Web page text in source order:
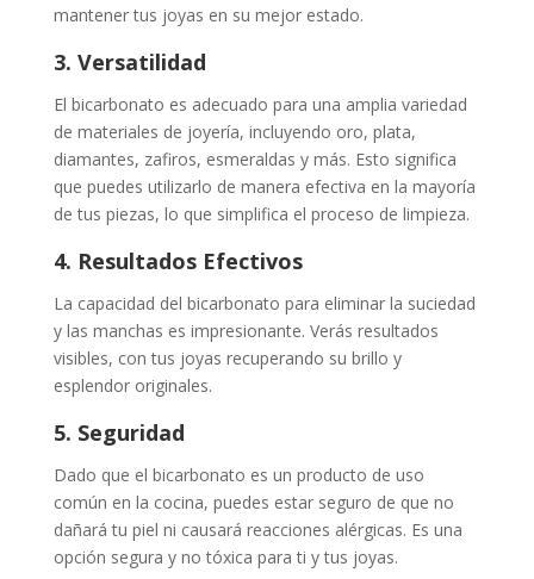
mantener tus joyas en su mejor estado.
3. Versatilidad
El bicarbonato es adecuado para una amplia variedad
de materiales de joyería, incluyendo oro, plata,
diamantes, zafiros, esmeraldas y más. Esto significa
que puedes utilizarlo de manera efectiva en la mayoría
de tus piezas, lo que simplifica el proceso de limpieza.
4. Resultados Efectivos
La capacidad del bicarbonato para eliminar la suciedad
y las manchas es impresionante. Verás resultados
visibles, con tus joyas recuperando su brillo y
esplendor originales.
5. Seguridad
Dado que el bicarbonato es un producto de uso
común en la cocina, puedes estar seguro de que no
dañará tu piel ni causará reacciones alérgicas. Es una
opción segura y no tóxica para ti y tus joyas.